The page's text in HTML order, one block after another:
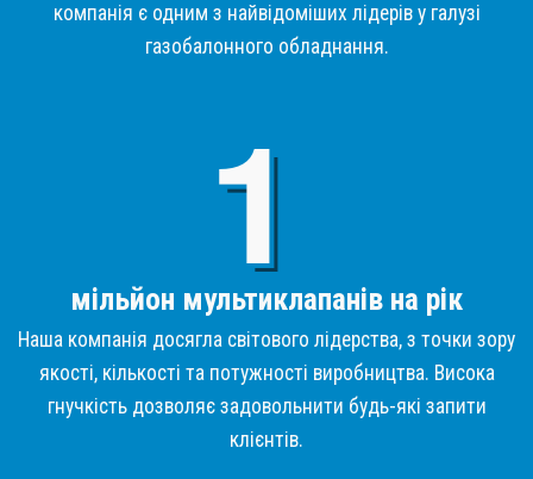
компанія є одним з найвідоміших лідерів у галузі
газобалонного обладнання.
мільйон мультиклапанів на рік
Наша компанія досягла світового лідерства, з точки зору
якості, кількості та потужності виробництва. Висока
гнучкість дозволяє задовольнити будь-які запити
клієнтів.